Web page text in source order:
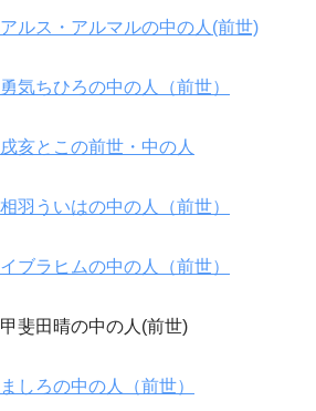
アルス・アルマルの中の人(前世)
勇気ちひろの中の人（前世）
戌亥とこの前世・中の人
相羽ういはの中の人（前世）
イブラヒムの中の人（前世）
甲斐田晴の中の人(前世)
ましろの中の人（前世）